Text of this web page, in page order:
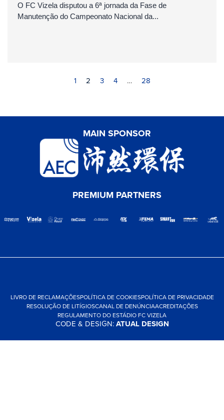
O FC Vizela disputou a 6ª jornada da Fase de
Manutenção do Campeonato Nacional da...
1 2 3 4 … 28
MAIN SPONSOR
PREMIUM PARTNERS
LIVRO DE RECLAMAÇÕESPOLÍTICA DE COOKIESPOLÍTICA DE PRIVACIDADE
RESOLUÇÃO DE LITÍGIOSCANAL DE DENÚNCIAACREDITAÇÕES
REGULAMENTO DO ESTÁDIO FC VIZELA
CODE & DESIGN:ATUAL DESIGN